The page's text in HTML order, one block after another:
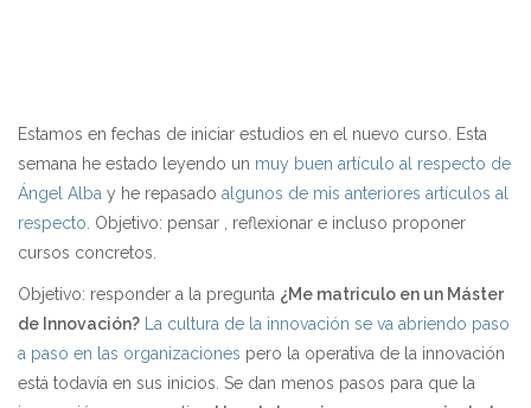
Estamos en fechas de iniciar estudios en el nuevo curso. Esta
semana he estado leyendo un muy buen artículo al respecto de
Ángel Alba y he repasado algunos de mis anteriores artículos al
respecto . Objetivo: pensar , reflexionar e incluso proponer
cursos concretos.
Objetivo: responder a la pregunta ¿Me matriculo en un Máster
de Innovación?
La cultura de la innovación se va abriendo paso
a paso en las organizaciones pero la operativa de la innovación
está todavía en sus inicios. Se dan menos pasos para que la